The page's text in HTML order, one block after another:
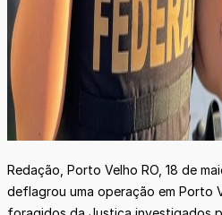
Redação, Porto Velho RO, 18 de
deflagrou uma operação em Porto